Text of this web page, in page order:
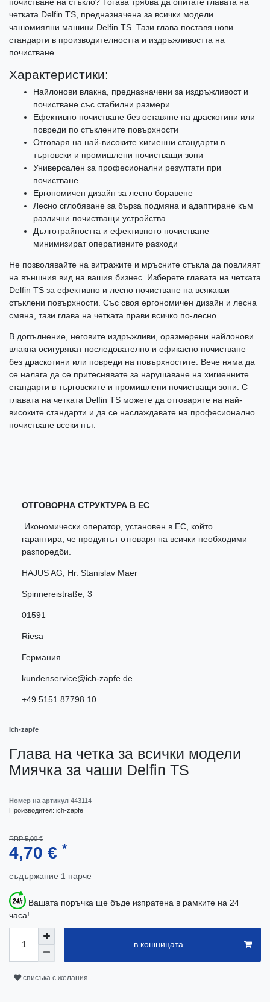
четката Delfin TS, предназначена за всички модели
чашомиялни машини Delfin TS. Тази глава поставя нови
стандарти в производителността и издръжливостта на
почистване.
Характеристики:
Найлонови влакна, предназначени за издръжливост и
почистване със стабилни размери
Ефективно почистване без оставяне на драскотини или
повреди по стъклените повърхности
Отговаря на най-високите хигиенни стандарти в
търговски и промишлени почистващи зони
Универсален за професионални резултати при
почистване
Ергономичен дизайн за лесно боравене
Лесно сглобяване за бърза подмяна и адаптиране към
различни почистващи устройства
Дълготрайността и ефективното почистване
минимизират оперативните разходи
Не позволявайте на витражите и мръсните стъкла да повлияят
на външния вид на вашия бизнес. Изберете главата на четката
Delfin TS за ефективно и лесно почистване на всякакви
стъклени повърхности. Със своя ергономичен дизайн и лесна
смяна, тази глава на четката прави всичко по-лесно
В допълнение, неговите издръжливи, оразмерени найлонови
влакна осигуряват последователно и ефикасно почистване
без драскотини или повреди на повърхностите. Вече няма да
се налага да се притеснявате за нарушаване на хигиенните
стандарти в търговските и промишлени почистващи зони. С
главата на четката Delfin TS можете да отговаряте на най-
високите стандарти и да се наслаждавате на професионално
почистване всеки път.
ОТГОВОРНА СТРУКТУРА В ЕС
Икономически оператор, установен в ЕС, който
гарантира, че продуктът отговаря на всички необходими
разпоредби.
HAJUS AG; Hr. Stanislav Maer
Spinnereistraße 3
01591
Riesa
Германия
kundenservice@ich-zapfe.de
+49 5151 87798 10
Ich-zapfe
Глава на четка за всички модели
Миячка за чаши Delfin TS
Номер на артикул 443114
Производител: ich-zapfe
RRP 5,00 €
4,70 € *
съдържание 1 парче
Вашата поръчка ще бъде изпратена в рамките на 24
часа!
в кошницата
списъка с желания